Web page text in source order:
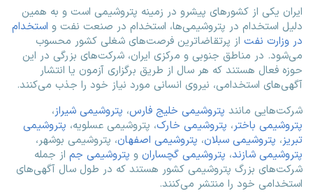
ایران یکی از کشورهای پیشرو در زمینه پتروشیمی است و به همین
دلیل استخدام در پتروشیمی‌ها، استخدام در صنعت نفت و استخدام
در وزارت نفت از پرتقاضاترین فرصت‌های شغلی کشور محسوب
می‌شود. در مناطق جنوبی و مرکزی ایران، شرکت‌های بزرگی در این
حوزه فعال هستند که هر سال از طریق برگزاری آزمون یا انتشار
آگهی‌های استخدامی، نیروی انسانی مورد نیاز خود را جذب می‌کنند.
شرکت‌هایی مانند پتروشیمی خلیج فارس، پتروشیمی شیراز،
پتروشیمی باختر، پتروشیمی خارک، پتروشیمی عسلویه، پتروشیمی
تبریز، پتروشیمی سبلان، پتروشیمی اصفهان، پتروشیمی بوشهر،
پتروشیمی شازند، پتروشیمی گچساران و پتروشیمی جم از جمله
شرکت‌های بزرگ پتروشیمی کشور هستند که در طول سال آگهی‌های
استخدامی خود را منتشر می‌کنند.